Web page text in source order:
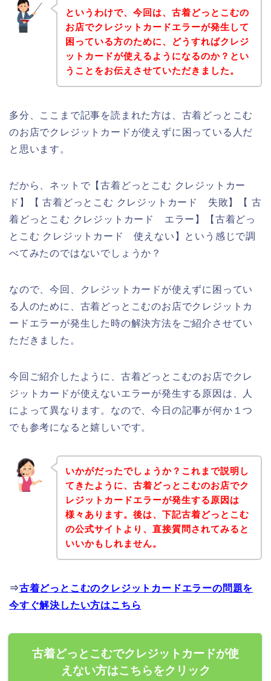
というわけで、今回は、古着どっとこむの
お店でクレジットカードエラーが発生して
困っている方のために、どうすればクレジ
ットカードが使えるようになるのか？とい
うことをお伝えさせていただきました。
多分、ここまで記事を読まれた方は、古着どっとこむ
のお店でクレジットカードが使えずに困っている人だ
と思います。
だから、ネットで【古着どっとこむ クレジットカー
ド】【 古着どっとこむ クレジットカード 失敗】【 古
着どっとこむ クレジットカード エラー】【古着どっ
とこむ クレジットカード 使えない】という感じで調
べてみたのではないでしょうか？
なので、今回、クレジットカードが使えずに困ってい
る人のために、古着どっとこむのお店でクレジットカ
ードエラーが発生した時の解決方法をご紹介させてい
ただきました。
今回ご紹介したように、古着どっとこむのお店でクレ
ジットカードが使えないエラーが発生する原因は、人
によって異なります。なので、今日の記事が何か１つ
でも参考になると嬉しいです。
いかがだったでしょうか？これまで説明し
てきたように、古着どっとこむのお店でク
レジットカードエラーが発生する原因は
様々あります。後は、下記古着どっとこむ
の公式サイトより、直接質問されてみると
いいかもしれません。
⇒古着どっとこむのクレジットカードエラーの問題を
今すぐ解決したい方はこちら
古着どっとこむでクレジットカードが使
えない方はこちらをクリック